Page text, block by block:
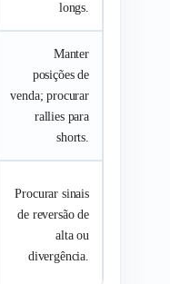
longs.
Manter
posições de
venda; procurar
ralliespara
shorts.
Procurar sinais
de reversão de
alta ou
divergência.